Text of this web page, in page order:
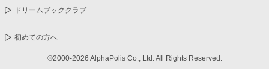
ドリームブッククラブ
初めての方へ
©2000-2026 AlphaPolis Co., Ltd. All Rights Reserved.